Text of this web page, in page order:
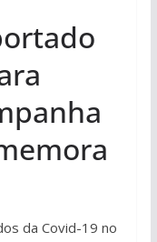
da Covid-19 no